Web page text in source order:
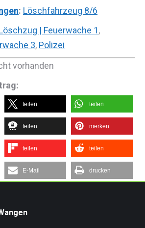
: Löschfahrzeug 8/6
| Feuerwache 1,
3, Polizei
vorhanden
teilen teilen
teilen merken
teilen teilen
E-Mail drucken